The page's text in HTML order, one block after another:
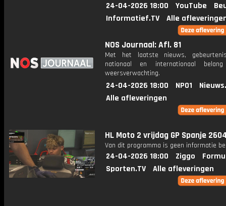
24-04-2026 18:00 YouTube
Informatief.TV
Alle
NOS Journaal: Afl. 81
Met het laatste nieuws,
nationaal en internationaal
weersverwachting.
24-04-2026 18:00 NPO1
Alle afleveringen
HL Moto 2 vrijdag GP Spanje
Van dit programma is geen informatie
24-04-2026 18:00 Ziggo
Sporten.TV
Alle afleveringen